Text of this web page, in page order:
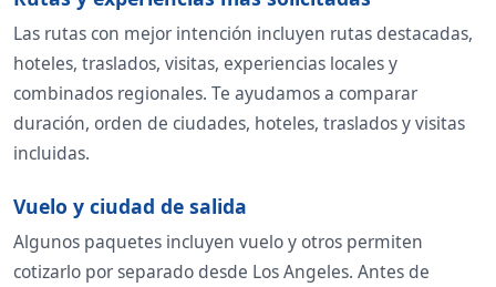
Las rutas con mejor intención incluyen rutas destacadas,
hoteles, traslados, visitas, experiencias locales y
combinados regionales. Te ayudamos a comparar
duración, orden de ciudades, hoteles, traslados y visitas
incluidas.
Vuelo y ciudad de salida
Algunos paquetes incluyen vuelo y otros permiten
cotizarlo por separado desde Los Angeles. Antes de